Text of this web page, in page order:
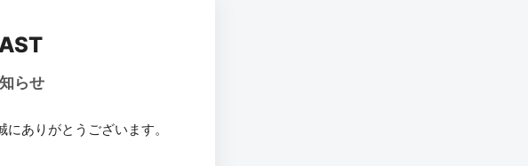
らせ
ありがとうございます。